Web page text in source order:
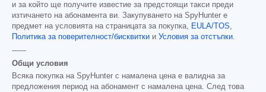
и за който ще получите известие за предстоящи такси преди
изтичането на абонамента ви. Закупуването на SpyHunter е
предмет на условията на страницата за покупка, EULA/TOS,
Политика за поверителност/бисквитки и Условия за отстъпки.
------
Общи условия
Всяка покупка на SpyHunter с намалена цена е валидна за
предложения период на абонамент с намалена цена. След това